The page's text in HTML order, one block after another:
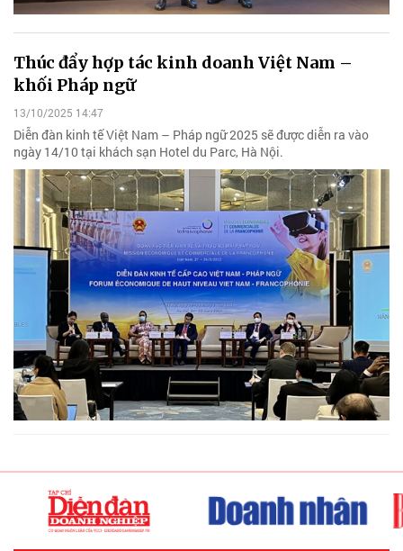
Thúc đẩy hợp tác kinh doanh Việt Nam –
khối Pháp ngữ
13/10/2025 14:47
Diễn đàn kinh tế Việt Nam – Pháp ngữ 2025 sẽ được diễn ra vào
ngày 14/10 tại khách sạn Hotel du Parc, Hà Nội.